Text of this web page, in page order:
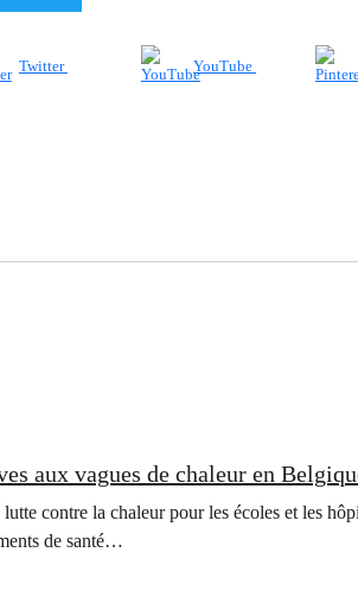
Twitter YouTube
aux vagues de chaleur en
contre la chaleur pour les écoles et les
de santé…